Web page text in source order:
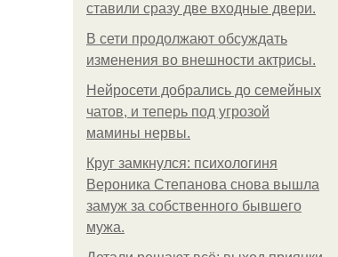
ставили сразу две входные двери.
В сети продолжают обсуждать
изменения во внешности актрисы.
Нейросети добрались до семейных
чатов, и теперь под угрозой
мамины нервы.
Круг замкнулся: психологиня
Вероника Степанова снова вышла
замуж за собственного бывшего
мужа.